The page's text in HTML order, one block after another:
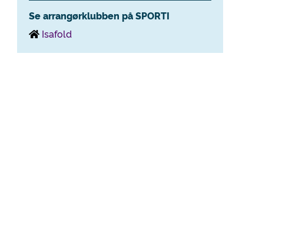
Se arrangørklubben på SPORTI
Isafold